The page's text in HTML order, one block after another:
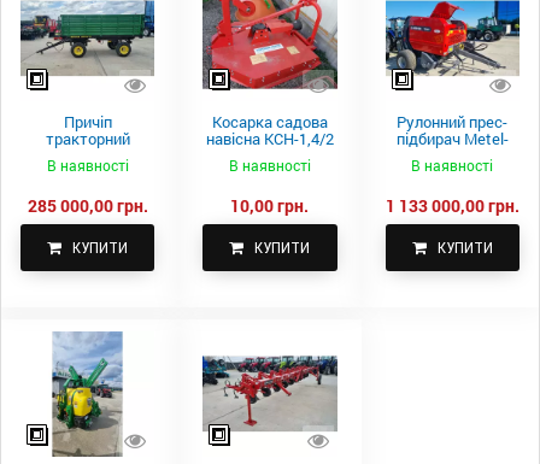
Причіп
тракторний
самоскидний
Spike 2 ПТС-4
В наявності
285 000,00 грн.
КУПИТИ
Косарка садова
навісна КСН-1,4/2
В наявності
10,00 грн.
КУПИТИ
Рулонний прес-
підбирач Metel-
Fach Z 587
В наявності
1 133 000,00 грн.
КУПИТИ